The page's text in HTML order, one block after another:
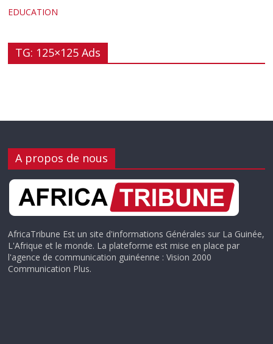
EDUCATION
TG: 125×125 Ads
A propos de nous
AfricaTribune Est un site d'informations Générales sur La Guinée,
L'Afrique et le monde. La plateforme est mise en place par
l'agence de communication guinéenne : Vision 2000
Communication Plus.